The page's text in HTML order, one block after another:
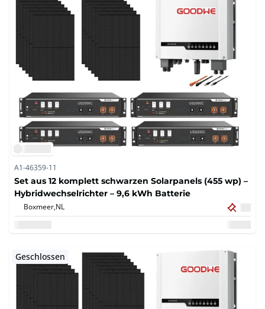
A1-46359-11
Set aus 12 komplett schwarzen Solarpanels (455 wp) –
Hybridwechselrichter – 9,6 kWh Batterie
Boxmeer,NL
Geschlossen